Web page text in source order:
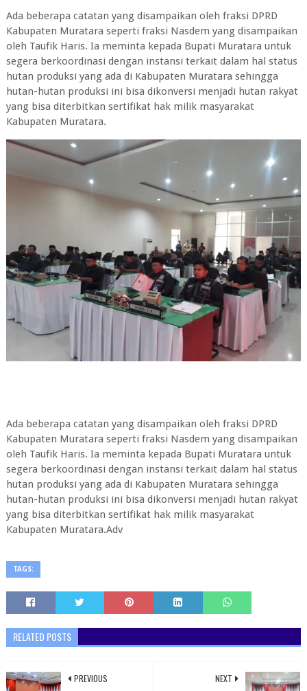
Ada beberapa catatan yang disampaikan oleh fraksi DPRD
Kabupaten Muratara seperti fraksi Nasdem yang disampaikan
oleh Taufik Haris. Ia meminta kepada Bupati Muratara untuk
segera berkoordinasi dengan instansi terkait dalam hal status
hutan produksi yang ada di Kabupaten Muratara sehingga
hutan-hutan produksi ini bisa dikonversi menjadi hutan rakyat
yang bisa diterbitkan sertifikat hak milik masyarakat
Kabupaten Muratara.
Ada beberapa catatan yang disampaikan oleh fraksi DPRD
Kabupaten Muratara seperti fraksi Nasdem yang disampaikan
oleh Taufik Haris. Ia meminta kepada Bupati Muratara untuk
segera berkoordinasi dengan instansi terkait dalam hal status
hutan produksi yang ada di Kabupaten Muratara sehingga
hutan-hutan produksi ini bisa dikonversi menjadi hutan rakyat
yang bisa diterbitkan sertifikat hak milik masyarakat
Kabupaten Muratara.Adv
TAGS:
RELATED POSTS
NEXT
PREVIOUS